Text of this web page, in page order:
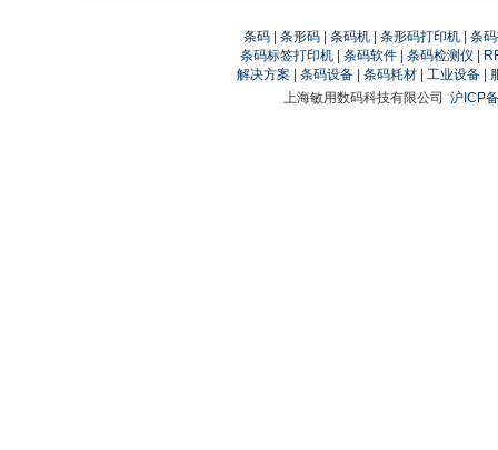
条码 条形码 条码机 条形码打印机
条
条码标签打印机| 条码软件| 条码检测仪
解决方案
条码设备 条码耗材 工业设备
上海敏用数码科技有限公司 沪ICP